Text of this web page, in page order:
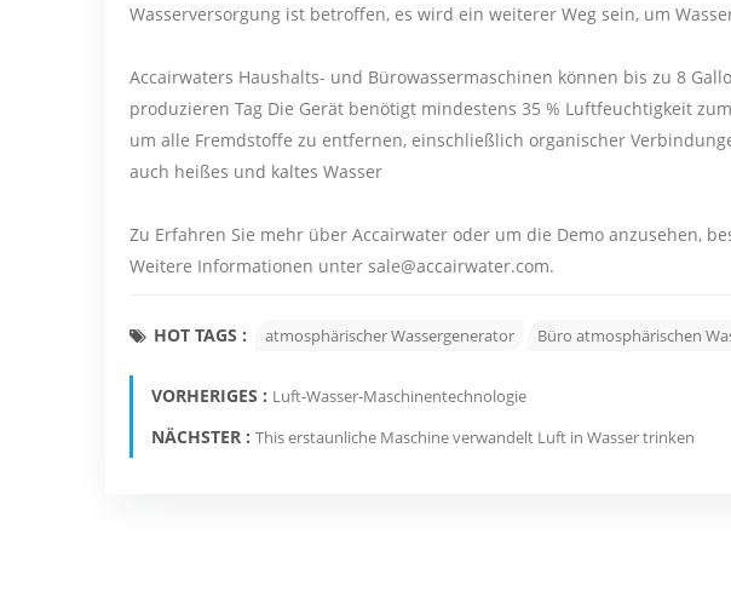
Wasserversorgung ist betroffen, es wird ein weiterer Weg sein, um
Accairwaters Haushalts- und Bürowassermaschinen können bis zu 8
produzieren Tag Die Gerät benötigt mindestens 35 % Luftfeuchtigkeit
um alle Fremdstoffe zu entfernen, einschließlich organischer
auch heißes und kaltes Wasser
Zu Erfahren Sie mehr über Accairwater oder um die Demo anzusehen,
Weitere Informationen unter sale@accairwater.com.
HOT TAGS : atmosphärischer Wassergenerator Büro atmosphärischen
VORHERIGES : Luft-Wasser-Maschinentechnologie
NÄCHSTER : This erstaunliche Maschine verwandelt Luft in Wasser trinken